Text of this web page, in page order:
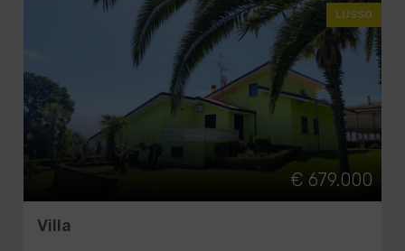
LUSSO
€ 679.000
Villa